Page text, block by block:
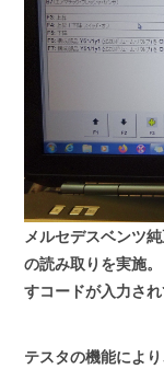
メルセデスベンツ
の読み取りを実施。
すコードが入力され
テスタの機能によ